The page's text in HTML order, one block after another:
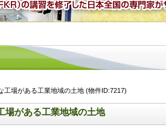
場がある工業地域の土地 (物件ID:7217)
場がある工業地域の土地